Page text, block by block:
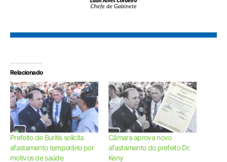
Relacionado
Prefeito de Buritis solicita
afastamento temporário por
motivos de saúde
Câmara aprova novo
afastamento do prefeito Dr.
Keny